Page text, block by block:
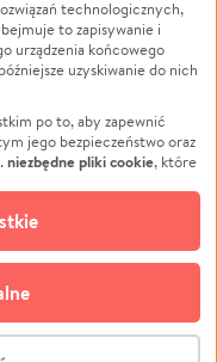
Powódź
Wichura
NGO
Edukacja
Podróż
Impreza
Ochrona środowiska
Biznes
O.O.
technologicznych,
to zapisywanie i
urządzenia końcowego
uzyskiwanie do nich
po to, aby zapewnić
jego bezpieczeństwo oraz
niezbędne pliki cookie, które
Możesz wyrazić
momencie masz
zgodami cookie”,
Opcjonalne pliki